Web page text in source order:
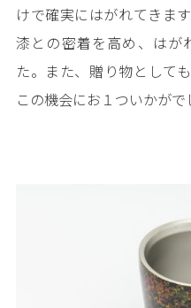
けで確実にはがれてきま
漆との密着を高め、はが
た。また、贈り物として
この機会にお１ついかがで